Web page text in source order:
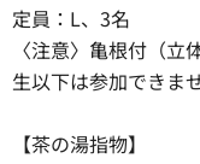
定員：L、3名
〈注意〉亀根付（
生以下は参加できませ
【茶の湯指物】